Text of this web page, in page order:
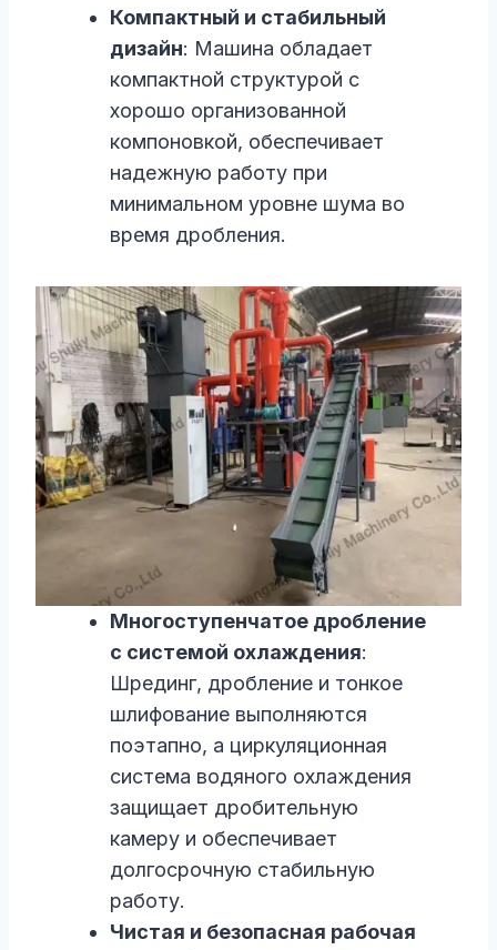
Компактный и стабильный
дизайн: Машина обладает
компактной структурой с
хорошо организованной
компоновкой, обеспечивает
надежную работу при
минимальном уровне шума во
время дробления.
Многоступенчатое дробление
с системой охлаждения:
Шрединг, дробление и тонкое
шлифование выполняются
поэтапно, а циркуляционная
система водяного охлаждения
защищает дробительную
камеру и обеспечивает
долгосрочную стабильную
работу.
Чистая и безопасная рабочая